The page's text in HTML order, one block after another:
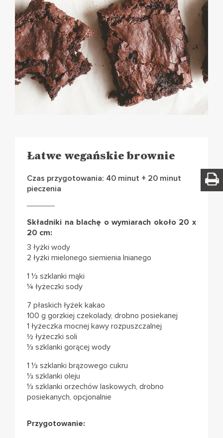
Łatwe wegańskie brownie
Czas przygotowania: 40 minut + 20 minut
pieczenia
Składniki na blachę o wymiarach około 20 x
20 cm:
3 łyżki wody
2 łyżki mielonego siemienia lnianego
1 ⅓ szklanki mąki
¼ łyżeczki sody
7 płaskich łyżek kakao
100 g gorzkiej czekolady, drobno posiekanej
1 łyżeczka mocnej kawy rozpuszczalnej
½ łyżeczki soli
⅓ szklanki gorącej wody
1 ⅓ szklanki brązowego cukru
⅓ szklanki oleju
⅓ szklanki orzechów laskowych, drobno
posiekanych, opcjonalnie
Przygotowanie: